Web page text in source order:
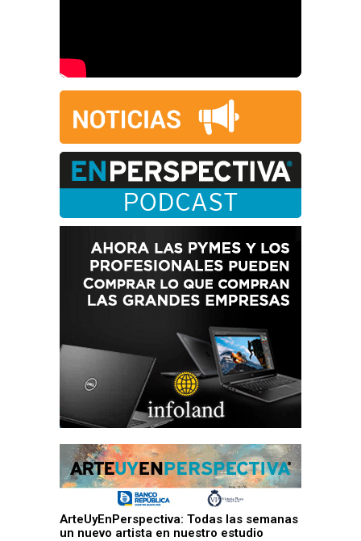
ArteUyEnPerspectiva: Todas las semanas
un nuevo artista en nuestro estudio